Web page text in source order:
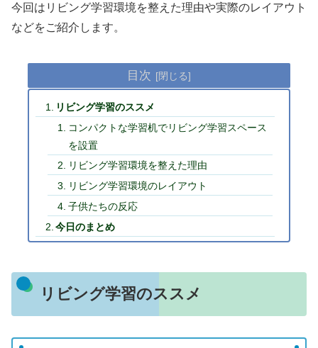
今回はリビング学習環境を整えた理由や実際のレイアウト
などをご紹介します。
目次
リビング学習のススメ
コンパクトな学習机でリビング学習スペース
を設置
リビング学習環境を整えた理由
リビング学習環境のレイアウト
子供たちの反応
今日のまとめ
リビング学習のススメ